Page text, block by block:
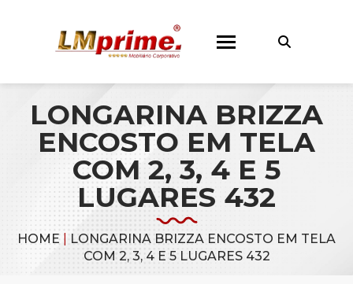
LONGARINA BRIZZA
ENCOSTO EM TELA
COM 2, 3, 4 E 5
LUGARES 432
HOME
LONGARINA BRIZZA ENCOSTO EM TELA
COM 2, 3, 4 E 5 LUGARES 432